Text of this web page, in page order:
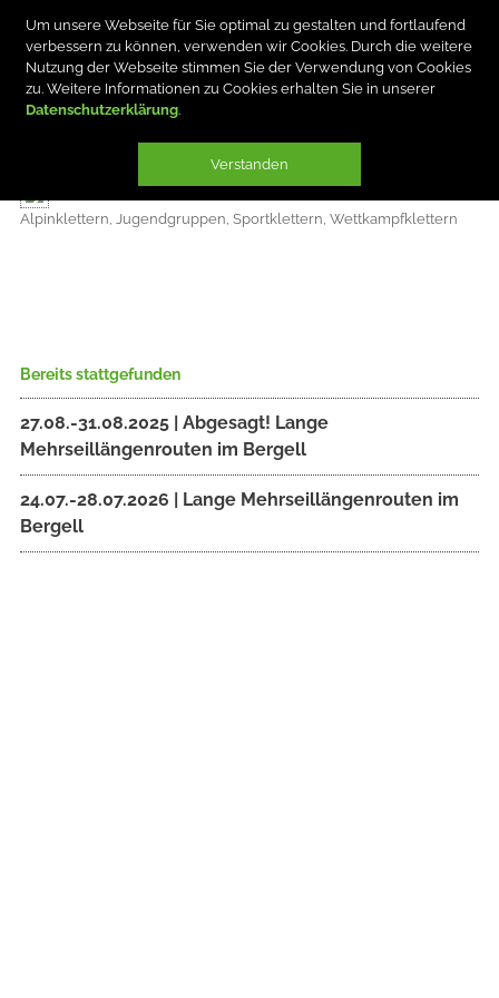
Um unsere Webseite für Sie optimal zu gestalten und fortlaufend
verbessern zu können, verwenden wir Cookies. Durch die weitere
Nutzung der Webseite stimmen Sie der Verwendung von Cookies
zu. Weitere Informationen zu Cookies erhalten Sie in unserer
Datenschutzerklärung
Verstanden
HEINER BLON
Alpinklettern, Jugendgruppen, Sportklettern, Wettkampfklettern
Bereits stattgefunden
27.08.-31.08.2025 | Abgesagt! Lange
Mehrseillängenrouten im Bergell
24.07.-28.07.2026 | Lange Mehrseillängenrouten im
Bergell